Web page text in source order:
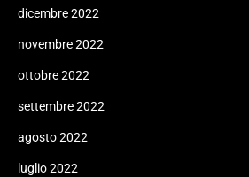
dicembre 2022
novembre 2022
ottobre 2022
settembre 2022
agosto 2022
luglio 2022